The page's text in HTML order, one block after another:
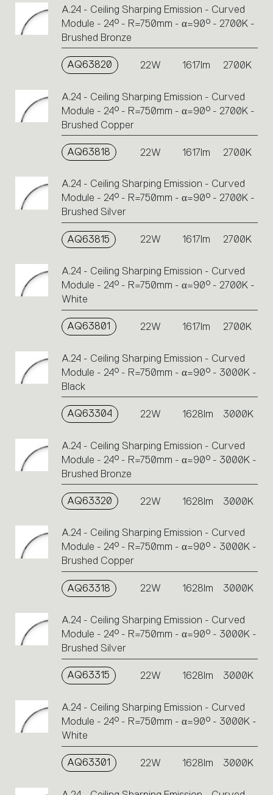
A.24 - Ceiling Sharping Emission - Curved
Module - 24° - R=750mm - α=90° - 2700K -
Brushed Bronze
AQ63820 22W 1617lm 2700K
A.24 - Ceiling Sharping Emission - Curved
Module - 24° - R=750mm - α=90° - 2700K -
Brushed Copper
AQ63818 22W 1617lm 2700K
A.24 - Ceiling Sharping Emission - Curved
Module - 24° - R=750mm - α=90° - 2700K -
Brushed Silver
AQ63815 22W 1617lm 2700K
A.24 - Ceiling Sharping Emission - Curved
Module - 24° - R=750mm - α=90° - 2700K -
White
AQ63801 22W 1617lm 2700K
A.24 - Ceiling Sharping Emission - Curved
Module - 24° - R=750mm - α=90° - 3000K -
Black
AQ63304 22W 1628lm 3000K
A.24 - Ceiling Sharping Emission - Curved
Module - 24° - R=750mm - α=90° - 3000K -
Brushed Bronze
AQ63320 22W 1628lm 3000K
A.24 - Ceiling Sharping Emission - Curved
Module - 24° - R=750mm - α=90° - 3000K -
Brushed Copper
AQ63318 22W 1628lm 3000K
A.24 - Ceiling Sharping Emission - Curved
Module - 24° - R=750mm - α=90° - 3000K -
Brushed Silver
AQ63315 22W 1628lm 3000K
A.24 - Ceiling Sharping Emission - Curved
Module - 24° - R=750mm - α=90° - 3000K -
White
AQ63301 22W 1628lm 3000K